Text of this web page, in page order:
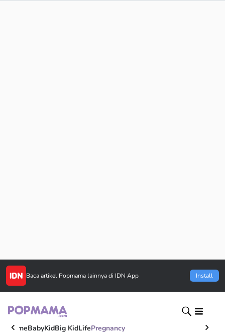
Baca artikel Popmama lainnya di IDN App Install
HomeBabyKidBig KidLifePregnancy